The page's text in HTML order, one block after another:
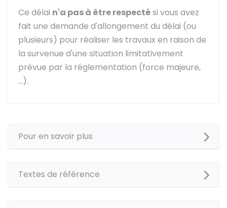
Ce délai n'a pas à être respectési vous avez
fait une demande d'allongement du délai (ou
plusieurs) pour réaliser les travaux en raison de
la survenue d'une situation limitativement
prévue par la réglementation (force majeure,
...).
Pour en savoir plus
Textes de référence